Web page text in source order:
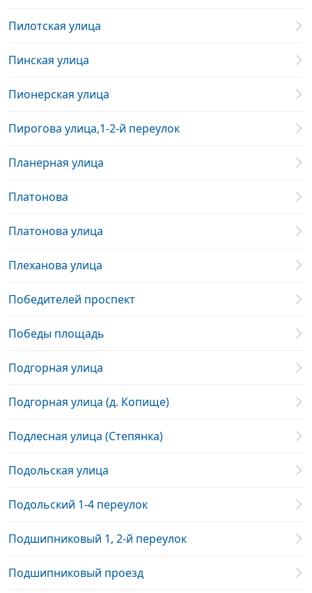
Пилотская улица
Пинская улица
Пионерская улица
Пирогова улица,1-2-й переулок
Планерная улица
Платонова
Платонова улица
Плеханова улица
Победителей проспект
Победы площадь
Подгорная улица
Подгорная улица (д. Копище)
Подлесная улица (Степянка)
Подольская улица
Подольский 1-4 переулок
Подшипниковый 1, 2-й переулок
Подшипниковый проезд